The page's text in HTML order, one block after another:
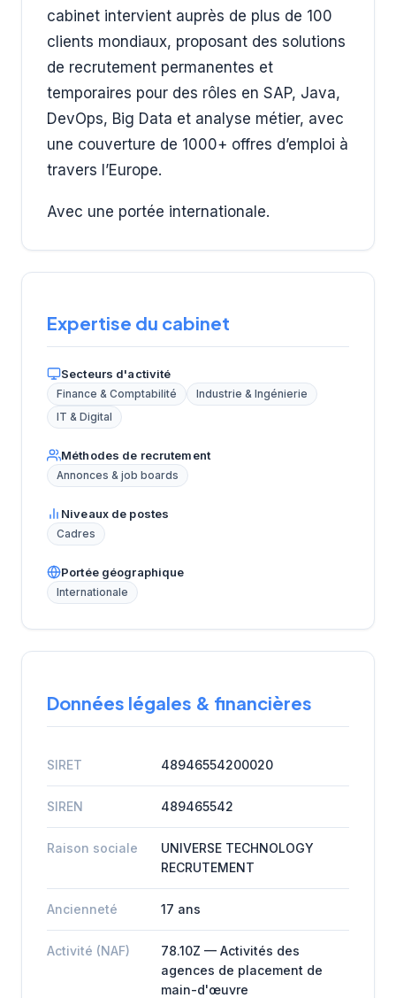
cabinet intervient auprès de plus de 100
clients mondiaux, proposant des solutions
de recrutement permanentes et
temporaires pour des rôles en SAP, Java,
DevOps, Big Data et analyse métier, avec
une couverture de 1000+ offres d’emploi à
travers l’Europe.
Avec une portée internationale.
Expertise du cabinet
Secteurs d'activité
Finance & Comptabilité
Industrie & Ingénierie
IT & Digital
Méthodes de recrutement
Annonces & job boards
Niveaux de postes
Cadres
Portée géographique
Internationale
Données légales & financières
SIRET 48946554200020
SIREN 489465542
Raison sociale
UNIVERSE TECHNOLOGY
RECRUTEMENT
Ancienneté 17 ans
Activité (NAF)
78.10Z — Activités des
agences de placement de
main-d'œuvre